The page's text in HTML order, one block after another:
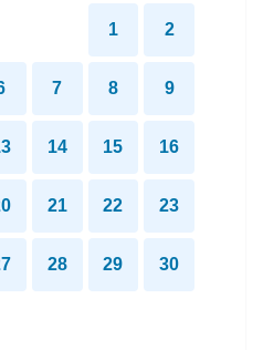
1 2
7 8 9
14 15 16
21 22 23
28 29 30